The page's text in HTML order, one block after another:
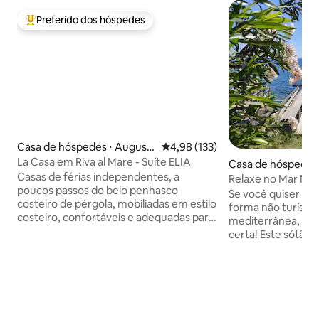
Entre os melhores preferidos dos hóspedes
Preferido dos hóspedes
Casa de hóspedes ⋅ August
a
4,98 de uma avaliação média de
4,98 (133)
La Casa em Riva al Mare - Suíte ELIA
Casas de férias independentes, a
poucos passos do belo penhasco
costeiro de pérgola, mobiliadas em estilo
costeiro, confortáveis e adequadas para
Casa de
llo
Relaxe no Mar
Se você quiser
forma não
mediterrânea,
certa! Este sótão tem uma vista